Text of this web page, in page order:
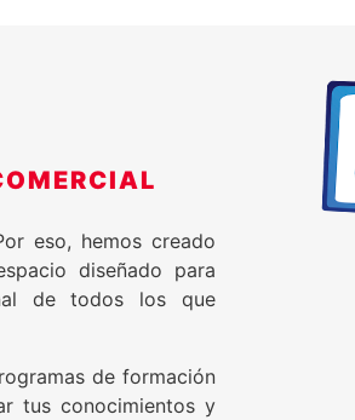
eso, hemos creado
diseñado para
de todos los que
de formación
tus conocimientos y